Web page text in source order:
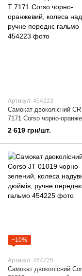
Артикул: 454223
Самокат двоколісний
7171 Corso чорно-
колеса надувні, ручне
2 619 грн/шт.
−10%
Артикул: 454225
Самокат двоколісний